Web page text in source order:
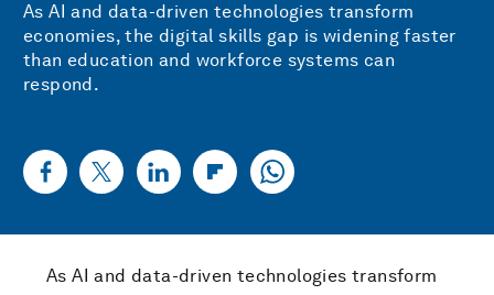
As AI and data-driven technologies transform
economies, the digital skills gap is widening faster
than education and workforce systems can
respond.
As AI and data-driven technologies transform